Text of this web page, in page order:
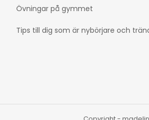
Övningar på gymmet
Tips till dig som är nybörjare och